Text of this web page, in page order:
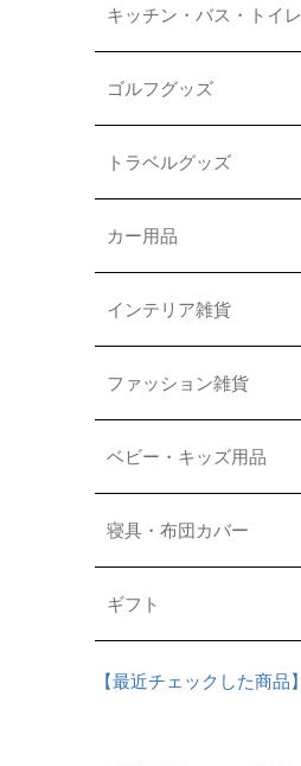
キッチン・バス・トイレ
ゴルフグッズ
トラベルグッズ
カー用品
インテリア雑貨
ファッション雑貨
ベビー・キッズ用品
寝具・布団カバー
ギフト
【最近チェックした商品】